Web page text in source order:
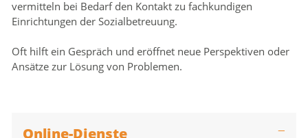
vermitteln bei Bedarf den Kontakt zu fachkundigen
Einrichtungen der Sozialbetreuung.
Oft hilft ein Gespräch und eröffnet neue Perspektiven oder
Ansätze zur Lösung von Problemen.
Online-Dienste